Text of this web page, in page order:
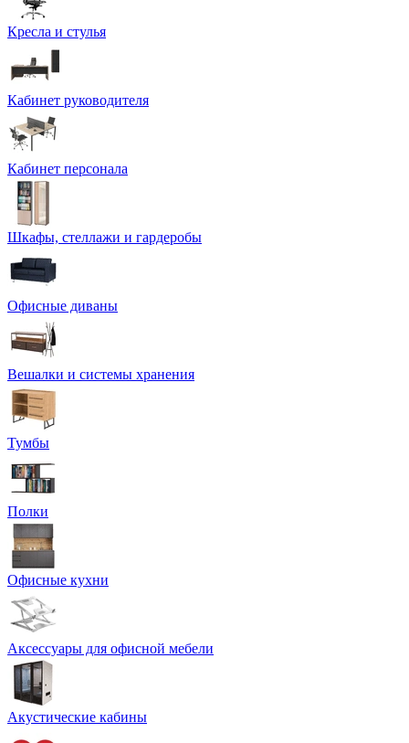
Кресла и стулья
Кабинет руководителя
Кабинет персонала
Шкафы, стеллажи и гардеробы
Офисные диваны
Вешалки и системы хранения
Тумбы
Полки
Офисные кухни
Аксессуары для офисной мебели
Акустические кабины